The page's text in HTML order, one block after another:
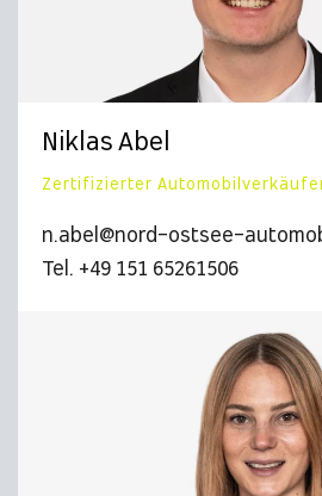
Niklas Abel
Zertifizierter
n.abel@nord-ostsee-
Tel. +49 151 65261506